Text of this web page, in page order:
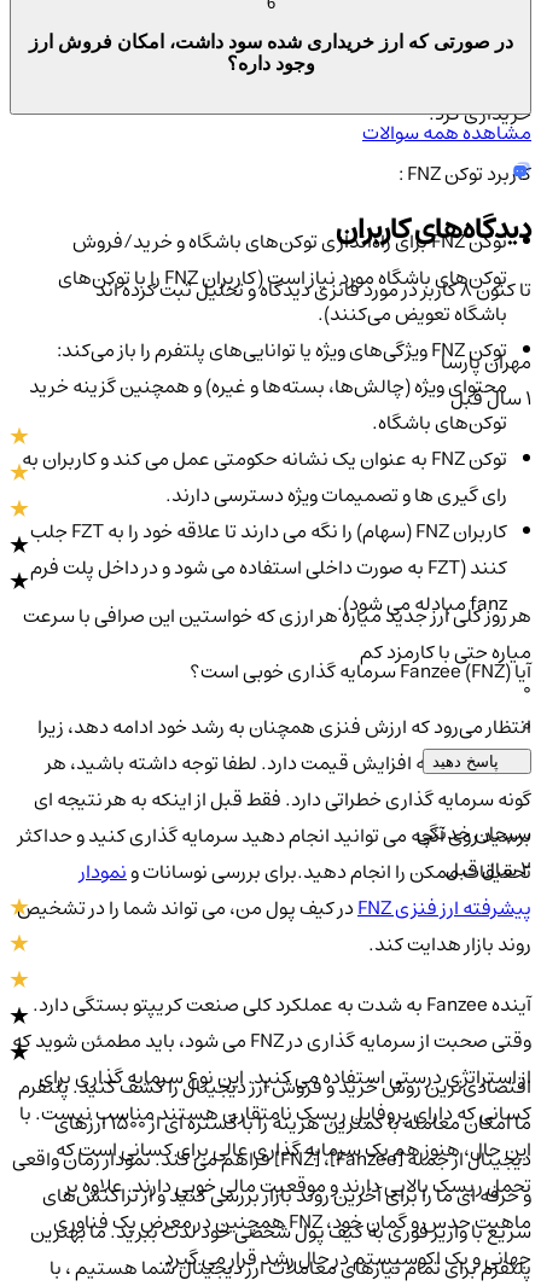
امتیازات هواداران برای شناسایی طرفداران برتر خود استفاده کنند و
به آنها پاداش‌های انحصاری بدهند و با پول نمی‌توان تجربیاتی را
خریداری کرد.
کاربرد توکن FNZ :
توکن FNZ برای راه‌اندازی توکن‌های باشگاه و خرید/فروش
توکن‌های باشگاه مورد نیاز است (کاربران FNZ را با توکن‌های
باشگاه تعویض می‌کنند).
توکن FNZ ویژگی‌های ویژه یا توانایی‌های پلتفرم را باز می‌کند:
محتوای ویژه (چالش‌ها، بسته‌ها و غیره) و همچنین گزینه خرید
توکن‌های باشگاه.
توکن FNZ به عنوان یک نشانه حکومتی عمل می کند و کاربران به
رای گیری ها و تصمیمات ویژه دسترسی دارند.
کاربران FNZ (سهام) را نگه می دارند تا علاقه خود را به FZT جلب
کنند (FZT به صورت داخلی استفاده می شود و در داخل پلت فرم
fanz مبادله می شود).
آیا Fanzee (FNZ) سرمایه گذاری خوبی است؟
انتظار می‌رود که ارزش فنزی همچنان به رشد خود ادامه دهد، زیرا
کمبود تمایل به افزایش قیمت دارد. لطفا توجه داشته باشید، هر
گونه سرمایه گذاری خطراتی دارد. فقط قبل از اینکه به هر نتیجه ای
برسید روی آنچه می توانید انجام دهید سرمایه گذاری کنید و حداکثر
تحقیقات ممکن را انجام دهید.برای بررسی نوسانات ونمودار
پیشرفته ارز فنزی FNZ
در کیف پول من، می تواند شما را در تشخیص
روند بازار هدایت کند.
آینده Fanzee به شدت به عملکرد کلی صنعت کریپتو بستگی دارد.
وقتی صحبت از سرمایه گذاری در FNZ می شود، باید مطمئن شوید که
از استراتژی درستی استفاده می کنید. این نوع سرمایه گذاری برای
کسانی که دارای پروفایل ریسک نامتقارن هستند مناسب نیست. با
این حال، هنوز هم یک سرمایه گذاری عالی برای کسانی است که
تحمل ریسک بالایی دارند و موقعیت مالی خوبی دارند. علاوه بر
ماهیت حدس و گمان خود، FNZ همچنین در معرض یک فناوری
جهانی و یک اکوسیستم در حال رشد قرار می گیرد.
در صورتی که ارز خریداری شده سود داشت، امکان فروش ارز
وجود داره؟
مشاهده همه سوالات
دیدگاه‌های کاربران
تا کنون 8 کاربر در مورد فانزیدیدگاه و تحلیل ثبت کرده اند
مهران پارسا
هر روز کلی ارز جدید میاره هر ارزی که خواستین این صرافی با سرعت
میاره حتی با کارمزد کم
پاسخ دهید
سبحان خدنگی
اقتصادی‌ترین روش خرید و فروش ارز دیجیتال را کشف کنید. پلتفرم
ما امکان معامله با کمترین هزینه را با گستره ای از ۱۵۰۰ ارزهای
دیجیتال از جمله [Fanzee]، [FNZ] فراهم می کند. نمودار زمان واقعی
و حرفه ای ما را برای آخرین روند بازار بررسی کنید و از تراکنش‌های
سریع با واریز فوری به کیف پول شخصی خود لذت ببرید. ما بهترین
پلتفرم برای تمام نیازهای معاملات ارز دیجیتال شما هستیم ، با